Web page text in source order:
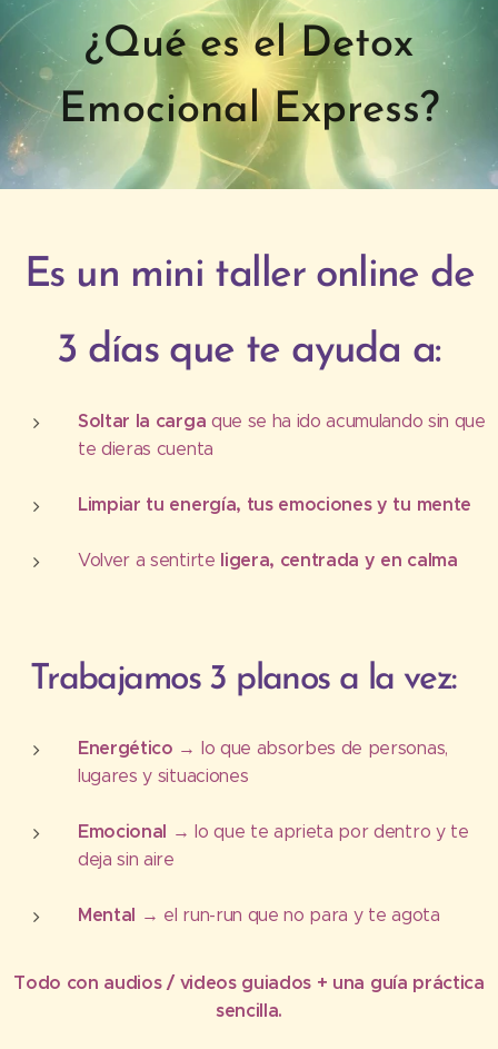
¿Qué es el Detox
Emocional Express?
Es un mini taller online de
3 días que te ayuda a:
Soltar la carga que se ha ido acumulando sin que
te dieras cuenta
Limpiar tu energía, tus emociones y tu mente
Volver a sentirte ligera, centrada y en calma
Trabajamos 3 planos a la vez:
Energético → lo que absorbes de personas,
lugares y situaciones
Emocional → lo que te aprieta por dentro y te
deja sin aire
Mental → el run-run que no para y te agota
Todo con audios / videos guiados + una guía práctica
sencilla.